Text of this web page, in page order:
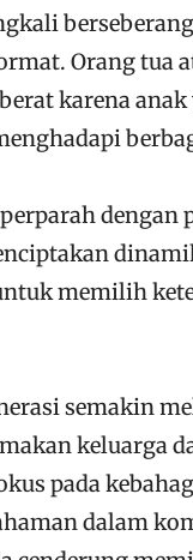
Orang
karena
dengan
memilih
semakin
keluarga
pada
dalam